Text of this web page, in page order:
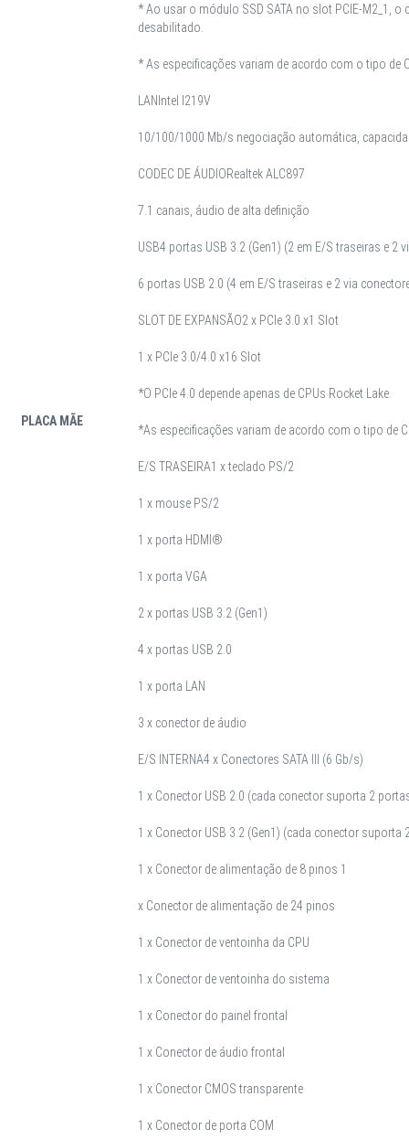
PLACA MÃE
* Ao usar o módulo SSD SATA no slot PCIE-M2_1, o
desabilitado.
* As especificações variam de acordo com o tipo de
LANIntel I219V
10/100/1000 Mb/s negociação automática,
CODEC DE ÁUDIORealtek ALC897
7.1 canais, áudio de alta definição
USB4 portas USB 3.2 (Gen1) (2 em E/S traseiras e 2
6 portas USB 2.0 (4 em E/S traseiras e 2 via
SLOT DE EXPANSÃO2 x PCIe 3.0 x1 Slot
1 x PCle 3.0/4.0 x16 Slot
*O PCle 4.0 depende apenas de CPUs Rocket Lake.
*As especificações variam de acordo com o tipo de
E/S TRASEIRA1 x teclado PS/2
1 x mouse PS/2
1 x porta HDMI®
1 x porta VGA
2 x portas USB 3.2 (Gen1)
4 x portas USB 2.0
1 x porta LAN
3 x conector de áudio
E/S INTERNA4 x Conectores SATA III (6 Gb/s)
1 x Conector USB 2.0 (cada conector suporta 2
1 x Conector USB 3.2 (Gen1) (cada conector suporta
1 x Conector de alimentação de 8 pinos 1
x Conector de alimentação de 24 pinos
1 x Conector de ventoinha da CPU
1 x Conector de ventoinha do sistema
1 x Conector do painel frontal
1 x Conector de áudio frontal
1 x Conector CMOS transparente
1 x Conector de porta COM